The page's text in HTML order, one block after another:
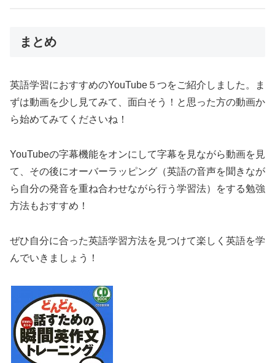
まとめ
英語学習におすすめのYouTube５つをご紹介しました。ま
ずは動画を少し見てみて、面白そう！と思った方の動画か
ら始めてみてくださいね！
YouTubeの字幕機能をオンにして字幕を見ながら動画を見
て、その後にオーバーラッピング（英語の音声を聞きなが
ら自分の発音を重ね合わせながら行う学習法）をする勉強
方法もおすすめ！
ぜひ自分に合った英語学習方法を見つけて楽しく英語を学
んでいきましょう！